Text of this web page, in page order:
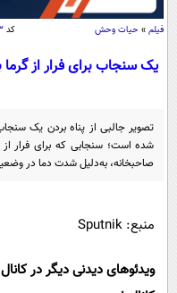
فیلم » حیات وحش کد
یک سنجاب برای فرار از
تصویر جالبی از پناه بردن یک
شده است؛ سنجابی که برای فرار از
صاحبخانه، به‌دلیل شدت دما در
منبع: Sputnik
ویدئوهای دیدنی دیگر در